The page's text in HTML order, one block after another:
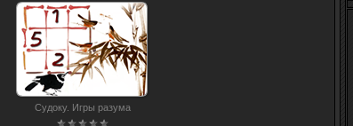
Судоку. Игры разума